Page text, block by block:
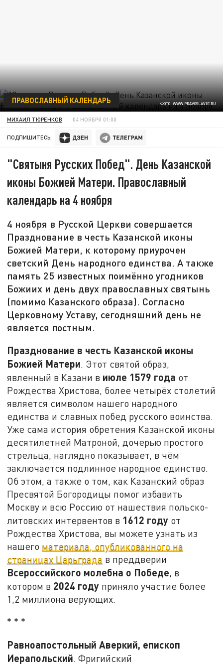
ФОТО: WWW.PRAVOSLAVIE.RU
ПРАВОСЛАВНЫЙ КАЛЕНДАРЬ
МИХАИЛ ТЮРЕНКОВ 04 НОЯБРЯ 01:00
ПОДПИШИТЕСЬ:
"Святыня Русских Побед". День Казанской
иконы Божией Матери. Православный
календарь на 4 ноября
4 ноября в Русской Церкви совершается
Празднование в честь Казанской иконы
Божией Матери, к которому приурочен
светский День народного единства. А также
память 25 известных поимённо угодников
Божиих и день двух православных святынь
(помимо Казанского образа). Согласно
Церковному Уставу, сегодняшний день не
является постным.
Празднование в честь Казанской иконы
Божией Матери. Этот святой образ,
явленный в Казани в июле 1579 года от
Рождества Христова, более четырёх столетий
является символом нашего народного
единства и славных побед русского воинства.
Уже сама история обретения Казанской иконы
десятилетней Матроной, дочерью простого
стрельца, наглядно показывает, в чём
заключается подлинное народное единство.
Об этом, а также о том, как Казанский образ
Пресвятой Богородицы помог избавить
Москву и всю Россию от нашествия польско-
литовских интервентов в 1612 году от
Рождества Христова, вы можете узнать из
нашего материала, опубликованного на
страницах Царьграда в преддверии
Всероссийского молебна о Победе, в
котором в 2024 году приняло участие более
1,2 миллиона верующих.
* * *
Равноапостольный Аверкий, епископ
Иерапольский. Фригийский